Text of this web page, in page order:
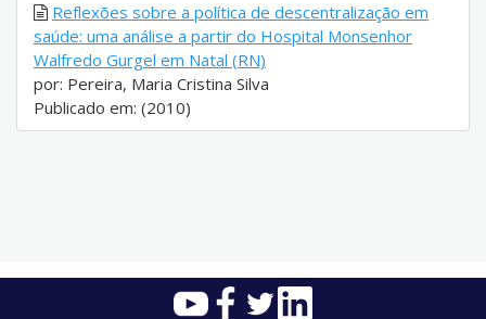
Reflexões sobre a política de descentralização em
saúde: uma análise a partir do Hospital Monsenhor
Walfredo Gurgel em Natal (RN)
por: Pereira, Maria Cristina Silva
Publicado em: (2010)